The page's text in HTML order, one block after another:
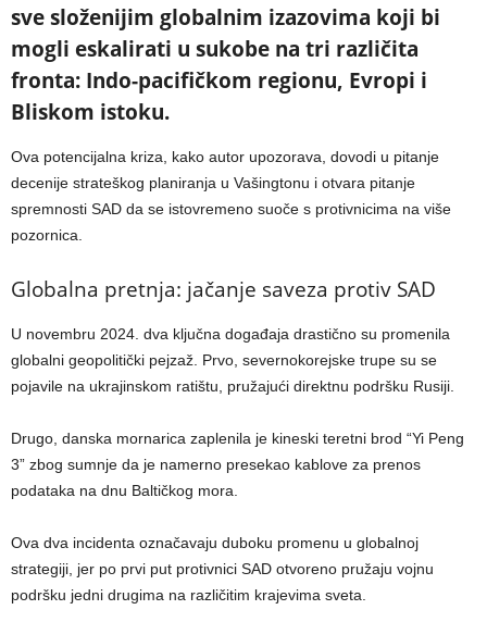
sve složenijim globalnim izazovima koji bi
mogli eskalirati u sukobe na tri različita
fronta: Indo-pacifičkom regionu, Evropi i
Bliskom istoku.
Ova potencijalna kriza, kako autor upozorava, dovodi u pitanje
decenije strateškog planiranja u Vašingtonu i otvara pitanje
spremnosti SAD da se istovremeno suoče s protivnicima na više
pozornica.
Globalna pretnja: jačanje saveza protiv SAD
U novembru 2024. dva ključna događaja drastično su promenila
globalni geopolitički pejzaž. Prvo, severnokorejske trupe su se
pojavile na ukrajinskom ratištu, pružajući direktnu podršku Rusiji.
Drugo, danska mornarica zaplenila je kineski teretni brod “Yi Peng
3” zbog sumnje da je namerno presekao kablove za prenos
podataka na dnu Baltičkog mora.
Ova dva incidenta označavaju duboku promenu u globalnoj
strategiji, jer po prvi put protivnici SAD otvoreno pružaju vojnu
podršku jedni drugima na različitim krajevima sveta.